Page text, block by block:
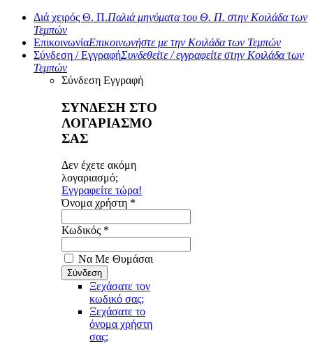
Διά χειρός Θ. Π.Παλιά μηνύματα του Θ. Π. στην Κοιλάδα των
Τεμπών
ΕπικοινωνίαΕπικοινωνήστε με την Κοιλάδα των Τεμπών
Σύνδεση / ΕγγραφήΣυνδεθείτε / εγγραφείτε στην Κοιλάδα των
Τεμπών
Σύνδεση Εγγραφή
ΣΥΝΔΕΣΗ ΣΤΟ
ΛΟΓΑΡΙΑΣΜΟ
ΣΑΣ
Δεν έχετε ακόμη
λογαριασμό;
Εγγραφείτε τώρα!
Όνομα χρήστη *
Κωδικός *
Να Με Θυμάσαι
Ξεχάσατε τον
κωδικό σας;
Ξεχάσατε το
όνομα χρήστη
σας;